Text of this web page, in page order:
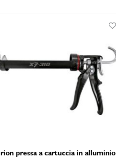
Irion pressa a cartuccia in alluminio